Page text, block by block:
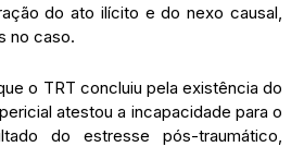
do ato ilícito e do nexo causal,
no caso.
o TRT concluiu pela existência do
atestou a incapacidade para o
do estresse pós-traumático,